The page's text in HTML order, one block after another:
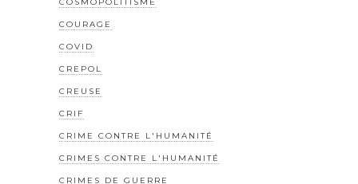
COSMOPOLITISME
COURAGE
COVID
CREPOL
CREUSE
CRIF
CRIME CONTRE L'HUMANITÉ
CRIMES CONTRE L'HUMANITÉ
CRIMES DE GUERRE